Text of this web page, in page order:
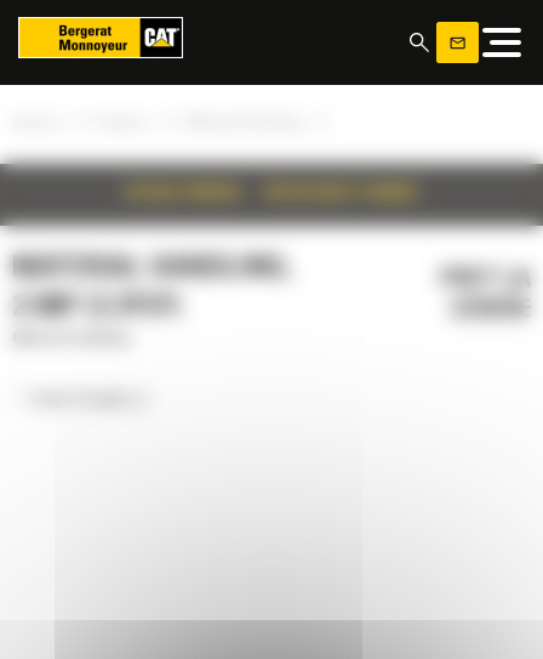
MATERIAL HANDLING,
2.5M³ (3.3YD³)
Panoul de gestionare a panourilor cookie